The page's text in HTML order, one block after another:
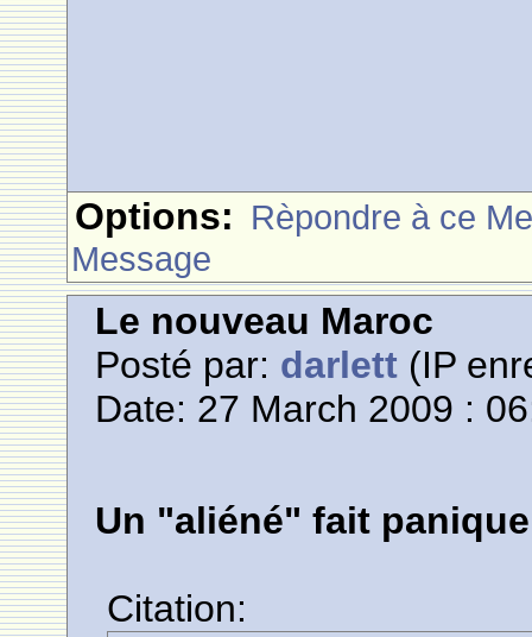
Options: Rèpondre à ce
Message
Le nouveau Maroc
Posté par: darlett (IP
Date: 27 March 2009 :
Un "aliéné" fait
Citation: